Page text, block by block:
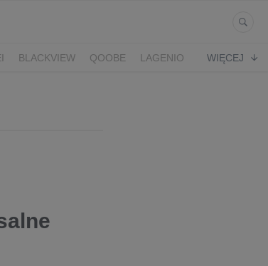
BLACKVIEW QOOBE
LAGENIO
WIĘCEJ